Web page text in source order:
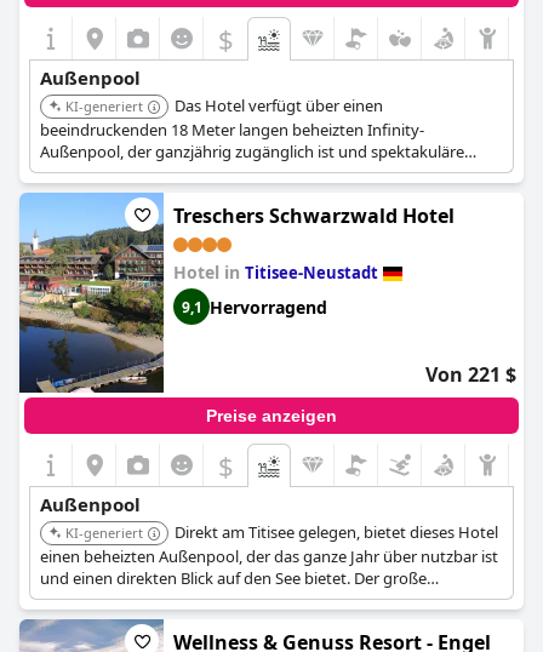
$
Außenpool
KI-generiert
Das Hotel verfügt über einen
beeindruckenden 18 Meter langen beheizten Infinity-
Außenpool, der ganzjährig zugänglich ist und spektakuläre
Panoramablicke bietet. Er ist in einen 1000 qm großen Spa-
Bereich integriert.
Treschers Schwarzwald Hotel
Hotel in Titisee-Neustadt
9,1 Hervorragend
Von 221 $
Preise anzeigen
$
Außenpool
KI-generiert
Direkt am Titisee gelegen, bietet dieses Hotel
einen beheizten Außenpool, der das ganze Jahr über nutzbar ist
und einen direkten Blick auf den See bietet. Der große
Außenbereich verbindet das Hotel mit dem See und bietet eine
einzigartige Umgebung zum Schwimmen und Entspannen.
Wellness & Genuss Resort - Engel